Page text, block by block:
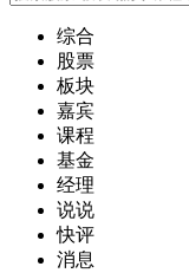
综合
股票
板块
嘉宾
课程
基金
经理
说说
快评
消息